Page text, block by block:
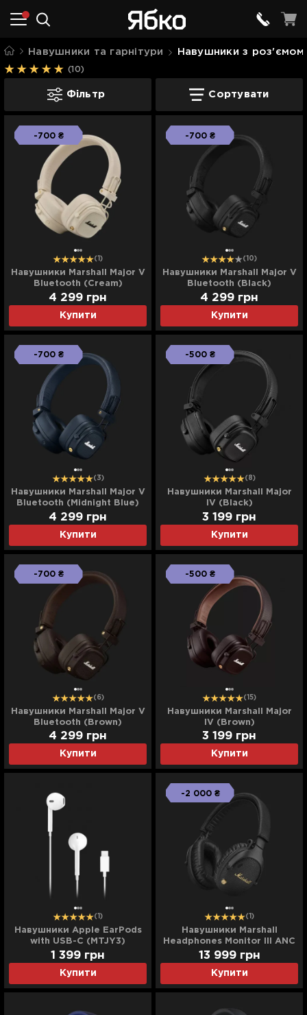
Навушники та гарнітури Навушники з роз'ємом
(10)
Навушники з роз'ємом USB Type-C
Фільтр Сортувати
-700 ₴
(1)
Навушники Marshall Major V
Bluetooth (Cream)
Купити
4 299 грн
-700 ₴
(10)
Навушники Marshall Major V
Bluetooth (Black)
Купити
4 299 грн
-700 ₴
(3)
Навушники Marshall Major V
Bluetooth (Midnight Blue)
Купити
4 299 грн
-500 ₴
(8)
Навушники Marshall Major
IV (Black)
Купити
3 199 грн
-700 ₴
(6)
Навушники Marshall Major V
Bluetooth (Brown)
Купити
4 299 грн
-500 ₴
(15)
Навушники Marshall Major
IV (Brown)
Купити
3 199 грн
(1)
Навушники Apple EarPods
with USB-C (MTJY3)
Купити
1 399 грн
-2 000 ₴
(1)
Навушники Marshall
Headphones Monitor III ANC
(Black)
Купити
13 999 грн